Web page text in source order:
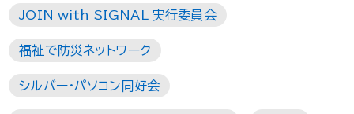
JOIN with SIGNAL 実行委員会
福祉で防災ネットワーク
シルバー・パソコン同好会